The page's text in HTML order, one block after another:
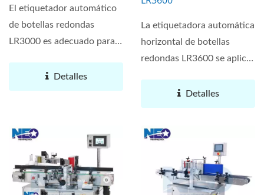
El etiquetador automático
de botellas redondas
LR3000 es adecuado para
etiquetado...Detalles
La etiquetadora automática
horizontal de botellas
redondas LR3600 se aplica
Detalles